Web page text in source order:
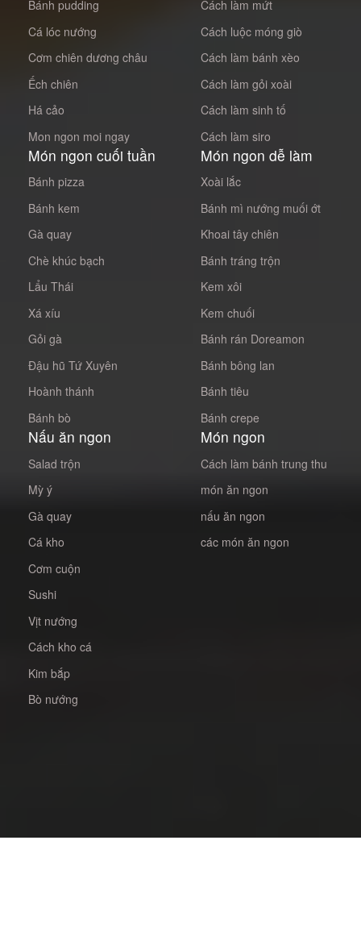
Bánh pudding
Cá lóc nướng
Cơm chiên dương châu
Ếch chiên
Há cảo
Mon ngon moi ngay
Cách làm mứt
Cách luộc móng giò
Cách làm bánh xèo
Cách làm gỏi xoài
Cách làm sinh tố
Cách làm siro
Món ngon cuối tuần
Bánh pizza
Bánh kem
Gà quay
Chè khúc bạch
Lẩu Thái
Xá xíu
Gỏi gà
Đậu hũ Tứ Xuyên
Hoành thánh
Bánh bò
Món ngon dễ làm
Xoài lắc
Bánh mì nướng muối ớt
Khoai tây chiên
Bánh tráng trộn
Kem xôi
Kem chuối
Bánh rán Doreamon
Bánh bông lan
Bánh tiêu
Bánh crepe
Nấu ăn ngon
Salad trộn
Mỳ ý
Gà quay
Cá kho
Cơm cuộn
Sushi
Vịt nướng
Cách kho cá
Kim bắp
Bò nướng
Món ngon
Cách làm bánh trung thu
món ăn ngon
nấu ăn ngon
các món ăn ngon